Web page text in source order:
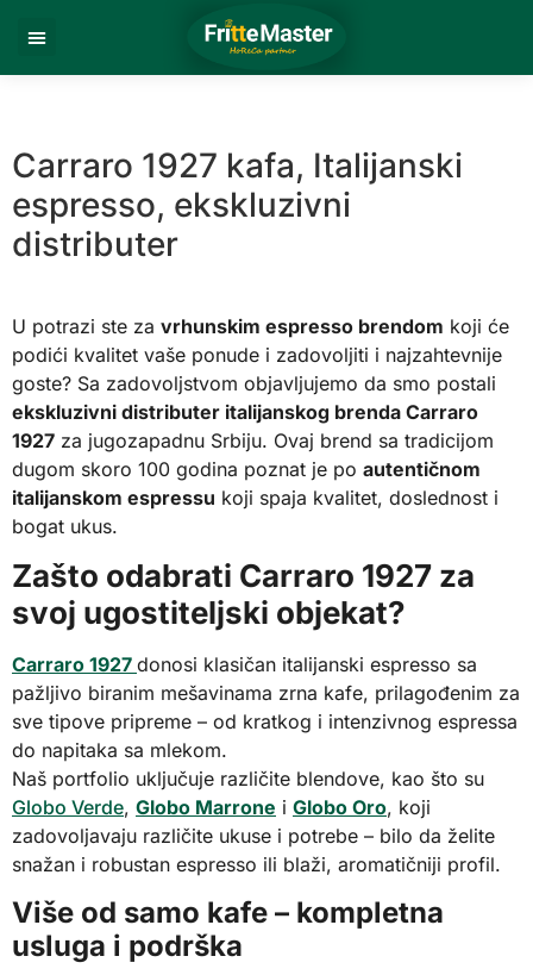
Carraro 1927 kafa, Italijanski
espresso, ekskluzivni
distributer
U potrazi ste za vrhunskim espresso brendom koji će
podići kvalitet vaše ponude i zadovoljiti i najzahtevnije
goste? Sa zadovoljstvom objavljujemo da smo postali
ekskluzivni distributer italijanskog brenda Carraro
1927 za jugozapadnu Srbiju. Ovaj brend sa tradicijom
dugom skoro 100 godina poznat je po autentičnom
italijanskom espressu koji spaja kvalitet, doslednost i
bogat ukus.
Zašto odabrati Carraro 1927 za
svoj ugostiteljski objekat?
Carraro 1927 donosi klasičan italijanski espresso sa
pažljivo biranim mešavinama zrna kafe, prilagođenim za
sve tipove pripreme – od kratkog i intenzivnog espressa
do napitaka sa mlekom.
Naš portfolio uključuje različite blendove, kao što su
Globo Verde, Globo Marrone i Globo Oro, koji
zadovoljavaju različite ukuse i potrebe – bilo da želite
snažan i robustan espresso ili blaži, aromatičniji profil.
Više od samo kafe – kompletna
usluga i podrška